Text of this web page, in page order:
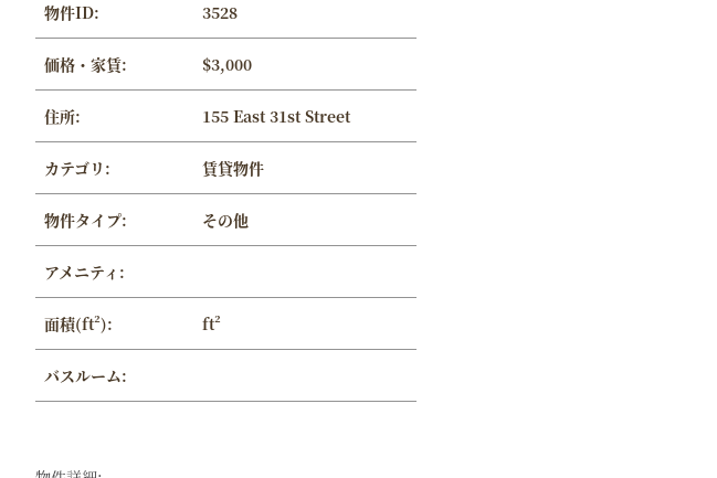
物件ID: 3528
価格・家賃: $3,000
住所: 155 East 31st Street
カテゴリ: 賃貸物件
物件タイプ: その他
アメニティ:
面積(ft²): ft²
バスルーム: